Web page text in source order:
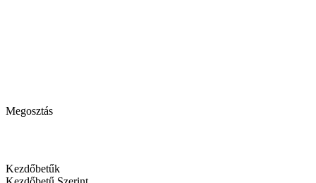
Megosztás
Kezdőbetűk